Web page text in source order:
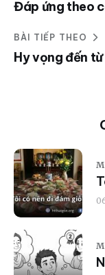
Đáp ứng theo
BÀI TIẾP THEO
Hy vọng đến